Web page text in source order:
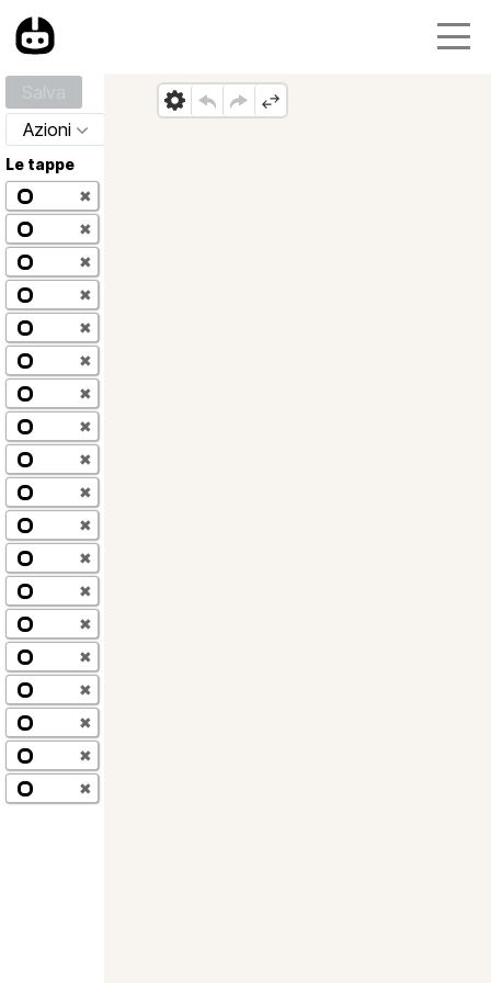
Azioni
Le tappe
✖
✖
✖
✖
✖
✖
✖
✖
✖
✖
✖
✖
✖
✖
✖
✖
✖
✖
✖